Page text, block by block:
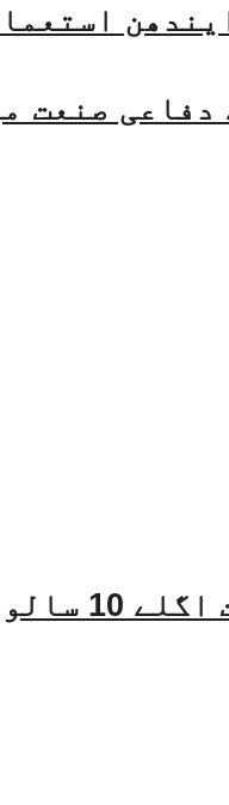
دفاعی صنعت
ہے۔ جتیندر سنگھ